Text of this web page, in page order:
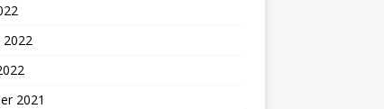
2022
2021